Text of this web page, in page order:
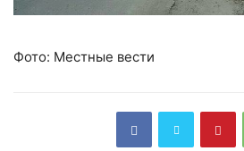
Фото: Местные вести